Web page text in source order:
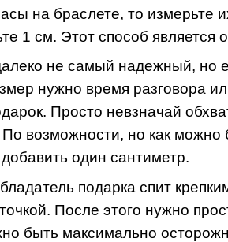
на браслете, то измерьте
1 см. Этот способ
не самый надежный, но
нужно время разговора
Просто невзначай
возможности, но как
один сантиметр.
подарка спит
После этого нужно
быть максимально